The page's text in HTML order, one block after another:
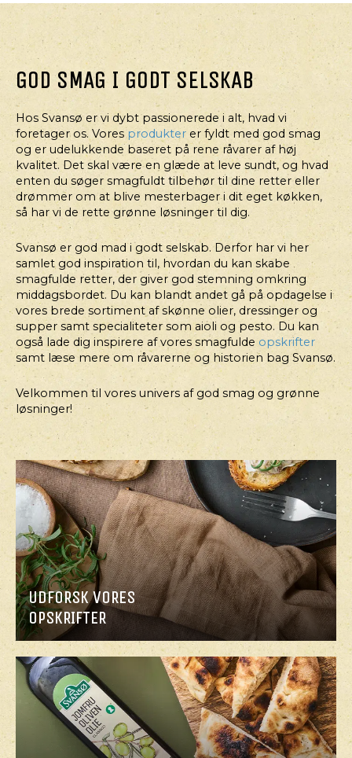
HOVEDRET
SPRINGROLLS
HOVEDRET,
SALAT
SALAT
AF
POMELO
SOLSIKKEKERNER
HOVEDRET
SPICY
TORTILLA
HOVEDRET
FYLDTE
MED
HOVEDRET,
JUL/NYTÅR
FLÆSKESTEGSSANDWICH
MED
BEARNAISE
HOVEDRET
TWISTED
POTATOES
GOD SMAG I GODT SELSKAB
Hos Svansø er vi dybt passionerede i alt, hvad vi
foretager os. Voresprodukter er fyldt med god smag
og er udelukkende baseret på rene råvarer af høj
kvalitet. Det skal være en glæde at leve sundt, og hvad
enten du søger smagfuldt tilbehør til dine retter eller
drømmer om at blive mesterbager i dit eget køkken,
så har vi de rette grønne løsninger til dig.
Svansø er god mad i godt selskab. Derfor har vi her
samlet god inspiration til, hvordan du kan skabe
smagfulde retter, der giver god stemning omkring
middagsbordet. Du kan blandt andet gå på opdagelse i
vores brede sortiment af skønne olier, dressinger og
supper samt specialiteter som aioli og pesto. Du kan
også lade dig inspirere af vores smagfulde opskrifter
samt læse mere om råvarerne og historien bag Svansø.
Velkommen til vores univers af god smag og grønne
løsninger!
UDFORSK VORES
OPSKRIFTER